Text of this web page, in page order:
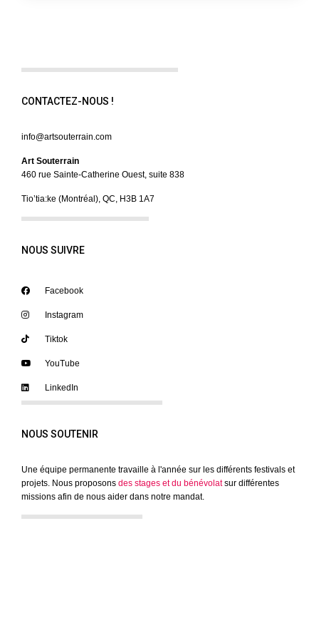
CONTACTEZ-NOUS !
info@artsouterrain.com
Art Souterrain
460 rue Sainte-Catherine Ouest, suite 838
Tio’tia:ke (Montréal), QC, H3B 1A7
NOUS SUIVRE
Facebook
Instagram
Tiktok
YouTube
LinkedIn
NOUS SOUTENIR
Une équipe permanente travaille à l'année sur les différents festivals et
projets. Nous proposons des stages et du bénévolatsur différentes
missions afin de nous aider dans notre mandat.